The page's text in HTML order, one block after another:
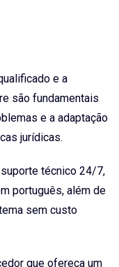
e a
são fundamentais
e a adaptação
jurídicas.
técnico 24/7,
português, além de
sem custo
que ofereça um